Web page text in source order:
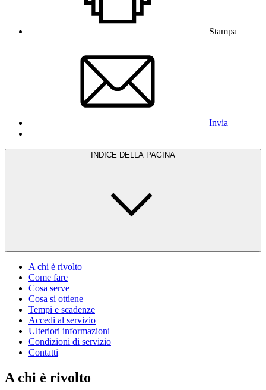
Stampa
Invia
INDICE DELLA PAGINA
A chi è rivolto
Come fare
Cosa serve
Cosa si ottiene
Tempi e scadenze
Accedi al servizio
Ulteriori informazioni
Condizioni di servizio
Contatti
A chi è rivolto